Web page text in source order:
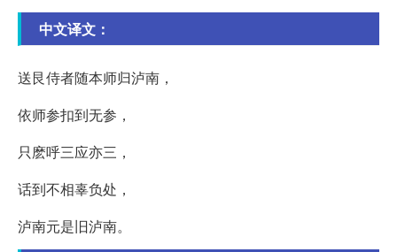
中文译文：
送艮侍者随本师归泸南，
依师参扣到无参，
只麽呼三应亦三，
话到不相辜负处，
泸南元是旧泸南。